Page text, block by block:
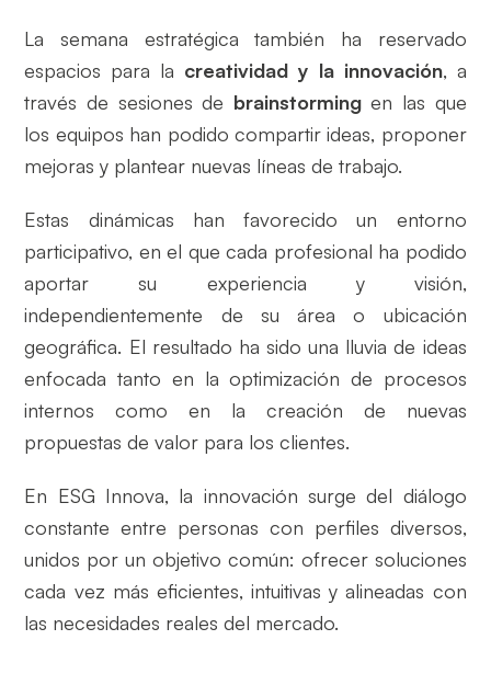
La semana estratégica también ha reservado
espacios para la creatividad y la innovación, a
través de sesiones de brainstormingen las que
los equipos han podido compartir ideas, proponer
mejoras y plantear nuevas líneas de trabajo.
Estas dinámicas han favorecido un entorno
participativo, en el que cada profesional ha podido
aportar su experiencia y visión,
independientemente de su área o ubicación
geográfica. El resultado ha sido una lluvia de ideas
enfocada tanto en la optimización de procesos
internos como en la creación de nuevas
propuestas de valor para los clientes.
En ESG Innova, la innovación surge del diálogo
constante entre personas con perfiles diversos,
unidos por un objetivo común: ofrecer soluciones
cada vez más eficientes, intuitivas y alineadas con
las necesidades reales del mercado.